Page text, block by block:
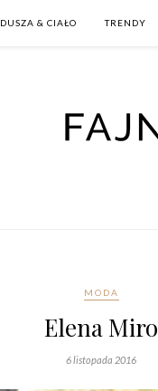
DUSZA & CIAŁO TRENDY
MODA
Elena Miro
6 listopada 2016